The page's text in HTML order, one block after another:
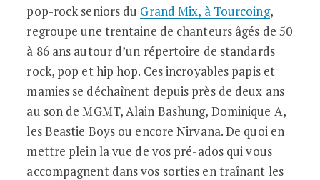
pop-rock seniors du Grand Mix, à Tourcoing,
regroupe une trentaine de chanteurs âgés de 50
à 86 ans autour d’un répertoire de standards
rock, pop et hip hop. Ces incroyables papis et
mamies se déchaînent depuis près de deux ans
au son de MGMT, Alain Bashung, Dominique A,
les Beastie Boys ou encore Nirvana. De quoi en
mettre plein la vue de vos pré-ados qui vous
accompagnent dans vos sorties en traînant les